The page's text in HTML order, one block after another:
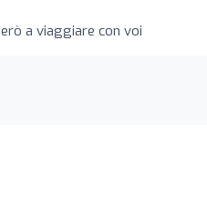
a viaggiare con voi